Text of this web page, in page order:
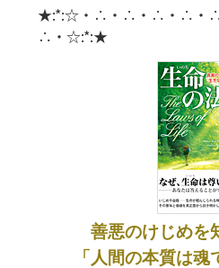
★:*:☆・∴・∴・∴・∴
∴・☆:*:★
善悪のけじめを
「人間の本質は